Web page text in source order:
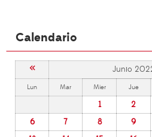
Calendario
« Junio
Lun Mar Mier Jue
1 2
6
7 8 9